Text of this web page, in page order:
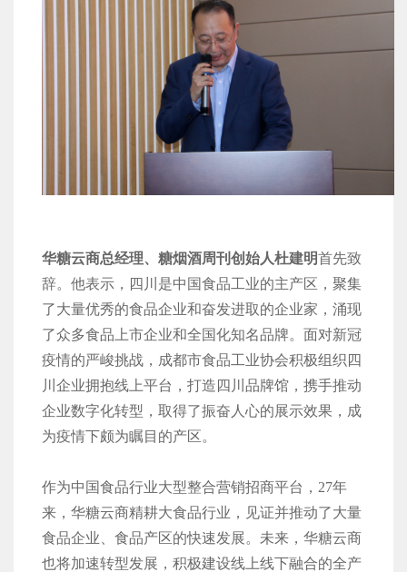
华糖云商总经理、糖烟酒周刊创始人杜建明首先致
辞。他表示，四川是中国食品工业的主产区，聚集
了大量优秀的食品企业和奋发进取的企业家，涌现
了众多食品上市企业和全国化知名品牌。面对新冠
疫情的严峻挑战，成都市食品工业协会积极组织四
川企业拥抱线上平台，打造四川品牌馆，携手推动
企业数字化转型，取得了振奋人心的展示效果，成
为疫情下颇为瞩目的产区。
作为中国食品行业大型整合营销招商平台，27年
来，华糖云商精耕大食品行业，见证并推动了大量
食品企业、食品产区的快速发展。未来，华糖云商
也将加速转型发展，积极建设线上线下融合的全产